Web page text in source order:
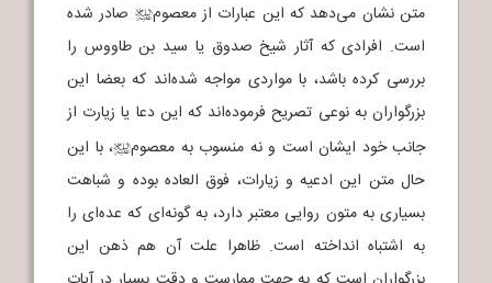
متن نشان می‌دهد که این عبارات از معصومj صادر شده
است. افرادی که آثار شیخ صدوق یا سید بن طاووس را
بررسی کرده باشد، با مواردی مواجه شده‌اند که بعضا این
بزرگواران به نوعی تصریح فرموده‌اند که این دعا یا زیارت از
جانب خود ایشان است و نه منسوب به معصومj، با این
حال متن این ادعیه و زیارات، فوق العاده بوده و شباهت
بسیاری به متون روایی معتبر دارد، به گونه‌ای که عده‌ای را
به اشتباه انداخته است. ظاهرا علت آن هم ذهن این